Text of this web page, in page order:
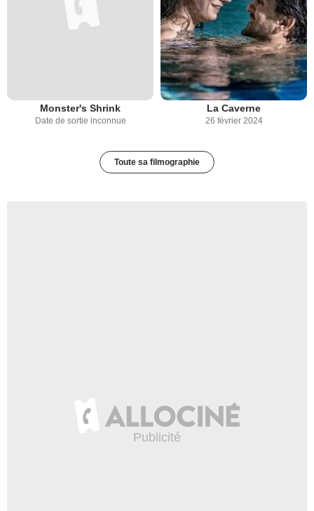
Monster's Shrink
Date de sortie inconnue
La Caverne
26 février 2024
Toute sa filmographie